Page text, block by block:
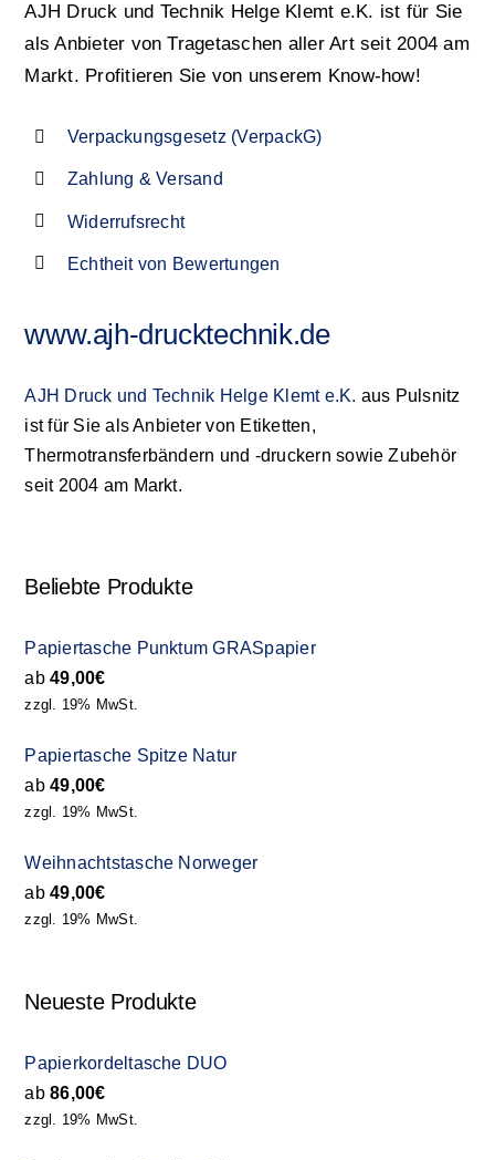
AJH Druck und Technik Helge Klemt e.K. ist für Sie
als Anbieter von Tragetaschen aller Art seit 2004 am
Markt. Profitieren Sie von unserem Know-how!
Verpackungsgesetz (VerpackG)
Zahlung & Versand
Widerrufsrecht
Echtheit von Bewertungen
www.ajh-drucktechnik.de
AJH Druck und Technik Helge Klemt e.K. aus Pulsnitz
ist für Sie als Anbieter von Etiketten,
Thermotransferbändern und -druckern sowie Zubehör
seit 2004 am Markt.
Beliebte Produkte
Papiertasche Punktum GRASpapier
ab49,00€
zzgl. 19% MwSt.
Papiertasche Spitze Natur
ab49,00€
zzgl. 19% MwSt.
Weihnachtstasche Norweger
ab49,00€
zzgl. 19% MwSt.
Neueste Produkte
Papierkordeltasche DUO
ab86,00€
zzgl. 19% MwSt.